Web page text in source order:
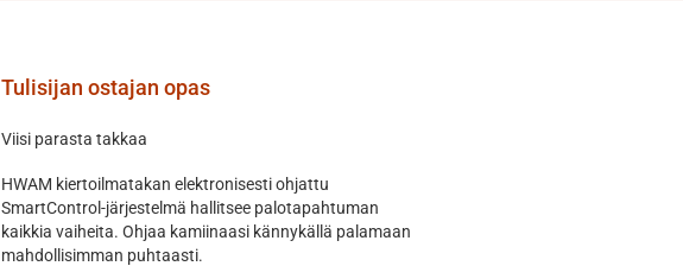
Tulisijan ostajan opas
Viisi parasta takkaa
HWAM kiertoilmatakan elektronisesti ohjattu
SmartControl-järjestelmä hallitsee palotapahtuman
kaikkia vaiheita. Ohjaa kamiinaasi kännykällä palamaan
mahdollisimman puhtaasti.